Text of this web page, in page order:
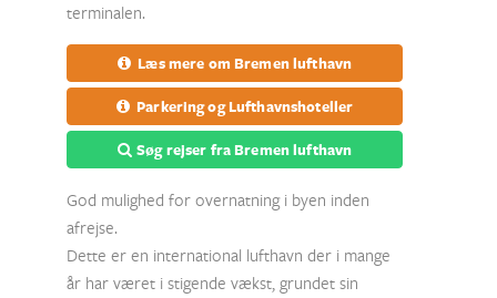
terminalen.
Læs mere om Bremen lufthavn
Parkering og Lufthavnshoteller
Søg rejser fra Bremen lufthavn
God mulighed for overnatning i byen inden
afrejse.
Dette er en international lufthavn der i mange
år har været i stigende vækst, grundet sin